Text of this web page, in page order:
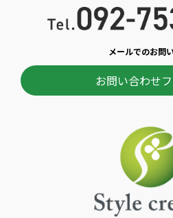
メールでのお問
お問い合わせ